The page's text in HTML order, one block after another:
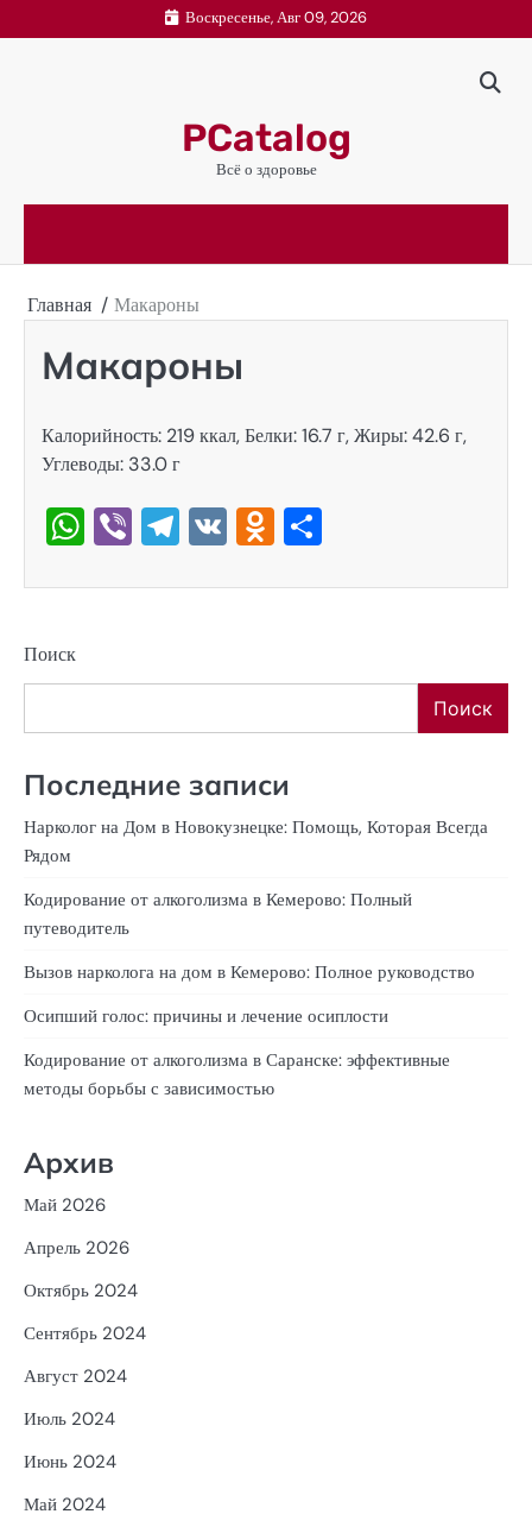
к
Воскресенье, Авг 09, 2026
PCatalog
Всё о здоровье
Главная Макароны
Макароны
Калорийность: 219 ккал, Белки: 16.7 г, Жиры: 42.6 г,
Углеводы: 33.0 г
WhatsApp
ViberTelegram
VKOdnoklassniki
Поиск
Поиск
Последние записи
Нарколог на Дом в Новокузнецке: Помощь, Которая Всегда
Рядом
Кодирование от алкоголизма в Кемерово: Полный
путеводитель
Вызов нарколога на дом в Кемерово: Полное руководство
Осипший голос: причины и лечение осиплости
Кодирование от алкоголизма в Саранске: эффективные
методы борьбы с зависимостью
Архив
Май 2026
Апрель 2026
Октябрь 2024
Сентябрь 2024
Август 2024
Июль 2024
Июнь 2024
Май 2024